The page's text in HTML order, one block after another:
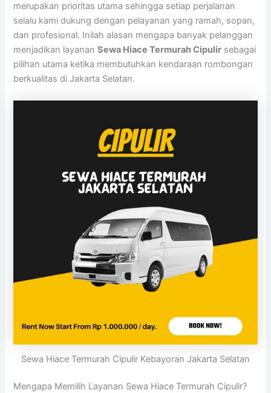
merupakan prioritas utama sehingga setiap perjalanan
selalu kami dukung dengan pelayanan yang ramah, sopan,
dan profesional. Inilah alasan mengapa banyak pelanggan
menjadikan layananSewa Hiace Termurah Cipulir sebagai
pilihan utama ketika membutuhkan kendaraan rombongan
berkualitas di Jakarta Selatan.
Sewa Hiace Termurah Cipulir Kebayoran Jakarta Selatan
Mengapa Memilih Layanan Sewa Hiace Termurah Cipulir?